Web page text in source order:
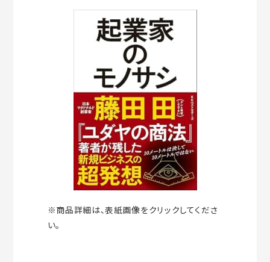
※商品詳細は、表紙画像をクリックしてくださ
い。